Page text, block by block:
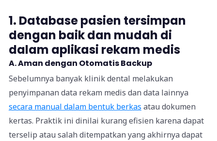
1. Database pasien tersimpan
dengan baik dan mudah di
dalam aplikasi rekam medis
A. Aman dengan Otomatis Backup
Sebelumnya banyak klinik dental melakukan
penyimpanan data rekam medis dan data lainnya
secara manual dalam bentuk berkas atau dokumen
kertas. Praktik ini dinilai kurang efisien karena dapat
terselip atau salah ditempatkan yang akhirnya dapat